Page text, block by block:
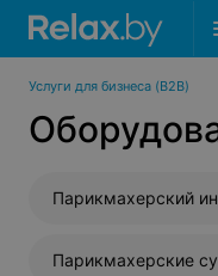
Услуги для бизнеса (B2B)
Парикмахерский
Парикмахерские